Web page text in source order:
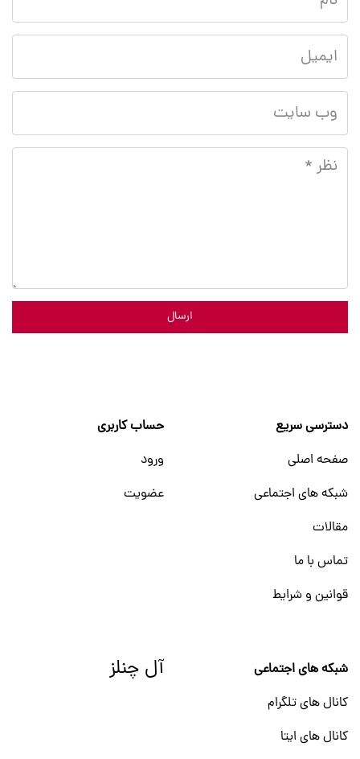
ارسال
دسترسی سریع
صفحه اصلی
شبکه های اجتماعی
مقالات
تماس با ما
قوانین و شرایط
حساب کاربری
ورود
عضویت
شبکه های اجتماعی
کانال های تلگرام
کانال های ایتا
آل چنلز